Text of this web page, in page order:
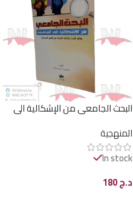
البحث الجامعي من الإشكالية الى
المنهجية
In stock
د.ج